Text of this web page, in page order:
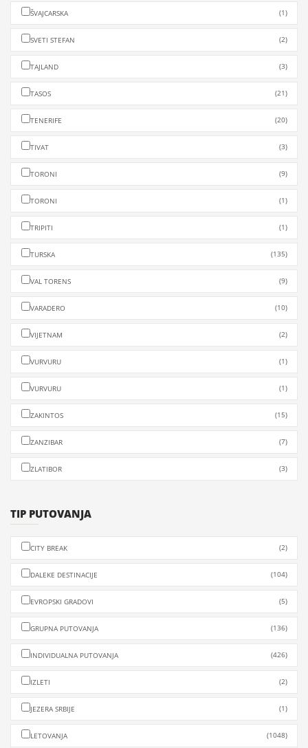
ŠVAJCARSKA (1)
SVETI STEFAN (2)
TAJLAND (3)
TASOS (21)
TENERIFE (20)
TIVAT (3)
TORONI (9)
TORONI (1)
TRIPITI (1)
TURSKA (135)
VAL TORENS (9)
VARADERO (10)
VIJETNAM (2)
VURVURU (1)
VURVURU (1)
ZAKINTOS (15)
ZANZIBAR (7)
ZLATIBOR (3)
TIP PUTOVANJA
CITY BREAK (2)
DALEKE DESTINACIJE (104)
EVROPSKI GRADOVI (5)
GRUPNA PUTOVANJA (136)
INDIVIDUALNA PUTOVANJA (426)
IZLETI (2)
JEZERA SRBIJE (1)
LETOVANJA (1048)